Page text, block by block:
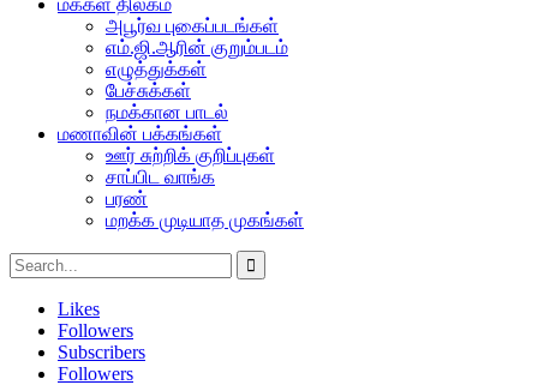
அபூர்வ புகைப்படங்கள்
எம்.ஜி.ஆரின் குறும்படம்
எழுத்துக்கள்
பேச்சுக்கள்
நமக்கான பாடல்
மணாவின் பக்கங்கள்
ஊர் சுற்றிக் குறிப்புகள்
சாப்பிட வாங்க
பரண்
மறக்க முடியாத முகங்கள்
Likes
Followers
Subscribers
Followers